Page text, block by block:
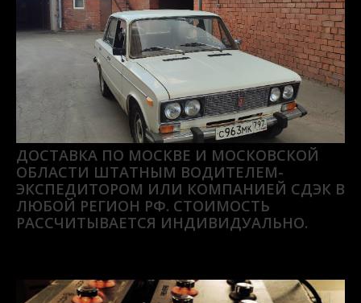
ДОСТАВКА ПО МОСКВЕ И МОСКОВСКОЙ
ОБЛАСТИ ШТАТНЫМ ВОДИТЕЛЕМ-
ЭКСПЕДИТОРОМ ИЛИ КОМПАНИЕЙ СДЭК В
ЛЮБОЙ РЕГИОН РФ. СТОИМОСТЬ
РАССЧИТЫВАЕТСЯ ИНДИВИДУАЛЬНО.